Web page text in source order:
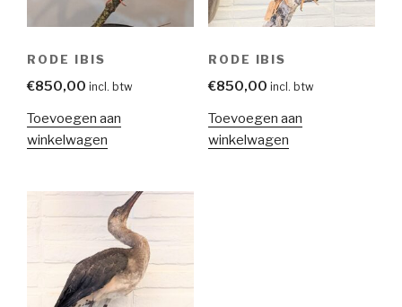
RODE IBIS
€850,00 incl. btw
Toevoegen aan
winkelwagen
RODE IBIS
€850,00 incl. btw
Toevoegen aan
winkelwagen